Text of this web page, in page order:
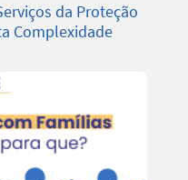
da Proteção
Complexidade